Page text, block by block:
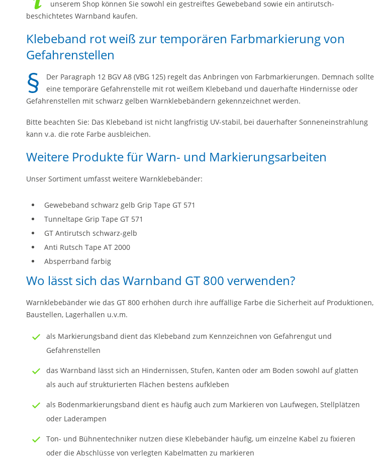
unserem Shop können Sie sowohl ein gestreiftes Gewebeband sowie ein antirutsch-
beschichtetes Warnband kaufen.
Klebeband rot weiß zur temporären Farbmarkierung von
Gefahrenstellen
Der Paragraph 12 BGV A8 (VBG 125) regelt das Anbringen von Farbmarkierungen. Demnach sollte
eine temporäre Gefahrenstelle mit rot weißem Klebeband und dauerhafte Hindernisse oder
Gefahrenstellen mit schwarz gelben Warnklebebändern gekennzeichnet werden.
Bitte beachten Sie: Das Klebeband ist nicht langfristig UV-stabil, bei dauerhafter Sonneneinstrahlung
kann v.a. die rote Farbe ausbleichen.
Weitere Produkte für Warn- und Markierungsarbeiten
Unser Sortiment umfasst weitere Warnklebebänder:
Gewebeband schwarz gelb Grip Tape GT 571
Tunneltape Grip Tape GT 571
GT Antirutsch schwarz-gelb
Anti Rutsch Tape AT 2000
Absperrband farbig
Wo lässt sich das Warnband GT 800 verwenden?
Warnklebebänder wie das GT 800 erhöhen durch ihre auffällige Farbe die Sicherheit auf Produktionen,
Baustellen, Lagerhallen u.v.m.
als Markierungsband dient das Klebeband zum Kennzeichnen von Gefahrengut und
Gefahrenstellen
das Warnband lässt sich an Hindernissen, Stufen, Kanten oder am Boden sowohl auf glatten
als auch auf strukturierten Flächen bestens aufkleben
als Bodenmarkierungsband dient es häufig auch zum Markieren von Laufwegen, Stellplätzen
oder Laderampen
Ton- und Bühnentechniker nutzen diese Klebebänder häufig, um einzelne Kabel zu fixieren
oder die Abschlüsse von verlegten Kabelmatten zu markieren